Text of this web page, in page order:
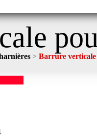
> Barrure verticale